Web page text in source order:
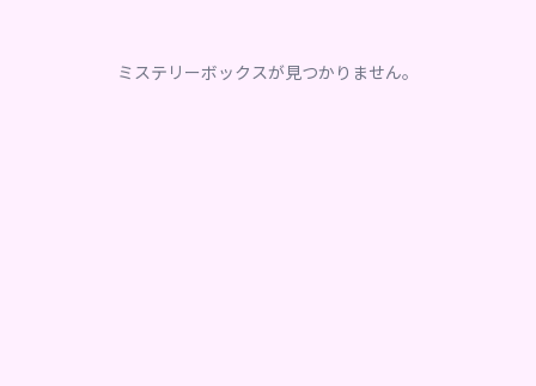
ミステリーボックスが見つかりません。